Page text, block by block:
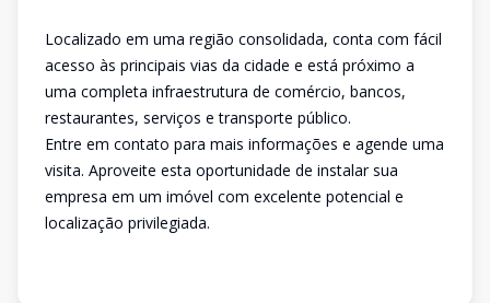
Localizado em uma região consolidada, conta com fácil
acesso às principais vias da cidade e está próximo a
uma completa infraestrutura de comércio, bancos,
restaurantes, serviços e transporte público.
Entre em contato para mais informações e agende uma
visita. Aproveite esta oportunidade de instalar sua
empresa em um imóvel com excelente potencial e
localização privilegiada.